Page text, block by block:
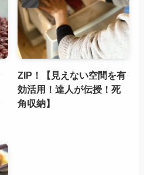
ZIP！【見えない空間を有
効活用！達人が伝授！死
角収納】